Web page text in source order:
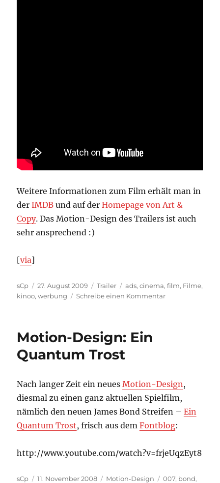
Weitere Informationen zum Film erhält man in
derIMDB und auf derHomepage von Art &
Copy. Das Motion-Design des Trailers ist auch
sehr ansprechend :)
[via]
Autor
sCp
Veröffentlicht
am
27. August 2009 Kategorien
Trailer Schlagwörter
ads,cinema,film, Filme,
kinoo,werbung Schreibe einen Kommentarzu
Motion-Design: Ein
Quantum Trost
Nach langer Zeit ein neuesMotion-Design,
diesmal zu einen ganz aktuellen Spielfilm,
nämlich den neuen James Bond Streifen –Ein
Quantum Trost, frisch aus demFontblog:
http://www.youtube.com/watch?v=frjeUqzEyt8
Autor
sCp Veröffentlicht
11. November 2008 Kategorien
Motion-Design Schlagwörter
007, bond,